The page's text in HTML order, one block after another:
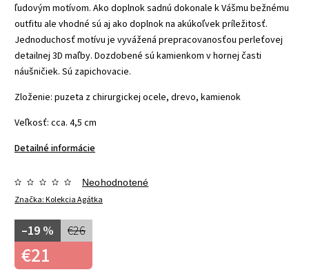
ľudovým motívom. Ako doplnok sadnú dokonale k Vášmu bežnému
outfitu ale vhodné sú aj ako doplnok na akúkoľvek príležitosť.
Jednoduchosť motívu je vyvážená prepracovanosťou perleťovej
detailnej 3D maľby. Dozdobené sú kamienkom v hornej časti
náušničiek. Sú zapichovacie.
Zloženie: puzeta z chirurgickej ocele, drevo, kamienok
Veľkosť: cca. 4,5 cm
Detailné informácie
Značka:Kolekcia Agátka
Neohodnotené
€26
–19 %
€21